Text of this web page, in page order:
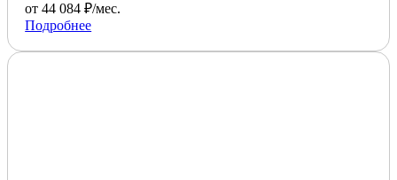
от 44 084 ₽/мес.
Подробнее